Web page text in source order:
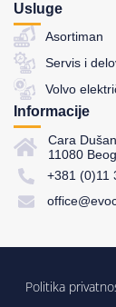
Usluge
Asortiman
Servis i
Volvo
Informacije
Cara
11080
+381 (0)11
Politika